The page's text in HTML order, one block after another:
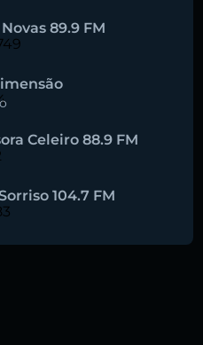
89.9 FM
Celeiro 88.9 FM
104.7 FM